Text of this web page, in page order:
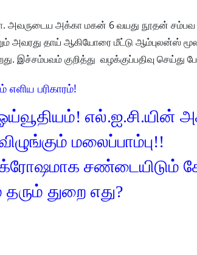
அவருடைய அக்கா மகன் 6 வயது நூதன்
அவரது தாய் ஆகியோரை மீட்டு ஆம்புலன்ஸ்
இச்சம்பவம் குறித்து வழக்குப்பதிவு செய்து
பரிகாரம்!
ஓய்வூதியம்! எல்.ஐ.சி.யின்
மலைப்பாம்பு!!
சண்டையிடும்
துறை எது?